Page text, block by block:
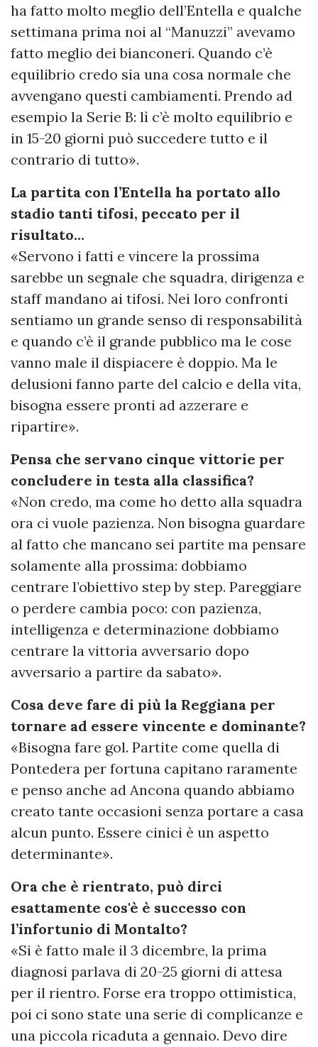
ha fatto molto meglio dell’Entella e qualche
settimana prima noi al “Manuzzi” avevamo
fatto meglio dei bianconeri. Quando c’è
equilibrio credo sia una cosa normale che
avvengano questi cambiamenti. Prendo ad
esempio la Serie B: lì c’è molto equilibrio e
in 15-20 giorni può succedere tutto e il
contrario di tutto».
La partita con l’Entella ha portato allo
stadio tanti tifosi, peccato per il
risultato…
«Servono i fatti e vincere la prossima
sarebbe un segnale che squadra, dirigenza e
staff mandano ai tifosi. Nei loro confronti
sentiamo un grande senso di responsabilità
e quando c’è il grande pubblico ma le cose
vanno male il dispiacere è doppio. Ma le
delusioni fanno parte del calcio e della vita,
bisogna essere pronti ad azzerare e
ripartire».
Pensa che servano cinque vittorie per
concludere in testa alla classifica?
«Non credo, ma come ho detto alla squadra
ora ci vuole pazienza. Non bisogna guardare
al fatto che mancano sei partite ma pensare
solamente alla prossima: dobbiamo
centrare l’obiettivo step by step. Pareggiare
o perdere cambia poco: con pazienza,
intelligenza e determinazione dobbiamo
centrare la vittoria avversario dopo
avversario a partire da sabato».
Cosa deve fare di più la Reggiana per
tornare ad essere vincente e dominante?
«Bisogna fare gol. Partite come quella di
Pontedera per fortuna capitano raramente
e penso anche ad Ancona quando abbiamo
creato tante occasioni senza portare a casa
alcun punto. Essere cinici è un aspetto
determinante».
Ora che è rientrato, può dirci
esattamente cos'è è successo con
l’infortunio di Montalto?
«Si è fatto male il 3 dicembre, la prima
diagnosi parlava di 20-25 giorni di attesa
per il rientro. Forse era troppo ottimistica,
poi ci sono state una serie di complicanze e
una piccola ricaduta a gennaio. Devo dire